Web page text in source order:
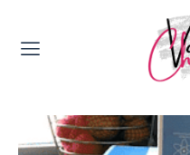
Valerie's Topics